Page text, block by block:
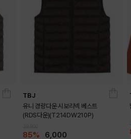
INDIGO
TBJ
유니 경량다운 시보리넥 베스트
(RDS다운)(T214DW210P)
85% 6,000